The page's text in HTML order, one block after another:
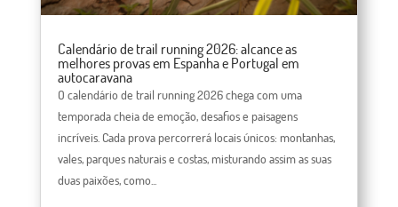
Calendário de trail running 2026: alcance as
melhores provas em Espanha e Portugal em
autocaravana
O calendário de trail running 2026 chega com uma
temporada cheia de emoção, desafios e paisagens
incríveis. Cada prova percorrerá locais únicos: montanhas,
vales, parques naturais e costas, misturando assim as suas
duas paixões, como...